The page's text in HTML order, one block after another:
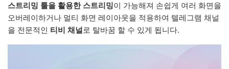
스트리밍 툴을 활용한 스트리밍이 가능해져 손쉽게 여러 화면을
오버레이하거나 멀티 화면 레이아웃을 적용하여 텔레그램 채널
을 전문적인 티비 채널로 탈바꿈 할 수 있게 됩니다.